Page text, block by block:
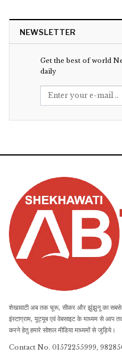
NEWSLETTER
Get the best of world
daily
शेखावाटी अब तक चूरू, सीकर और झुंझुनू का सबसे
इंस्टाग्राम, यूट्यूब एवं वेबसाइट के माध्यम से
करने हेतु हमारे सोशल मीडिया माध्यमों से जुड़िये।
Contact No. 01572255999,